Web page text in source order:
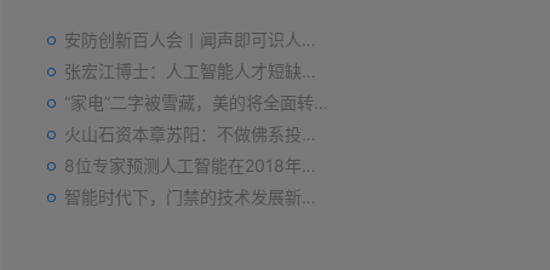
安防创新百人会丨闻声即可识人，虚拟诈骗的克星——声纹识别
张宏江博士：人工智能人才短缺是世界性问题
“家电”二字被雪藏，美的将全面转型智能制造？
火山石资本章苏阳：不做佛系投资人，为企业价值战斗到底
8位专家预测人工智能在2018年对我们的影响
智能时代下，门禁的技术发展新趋势